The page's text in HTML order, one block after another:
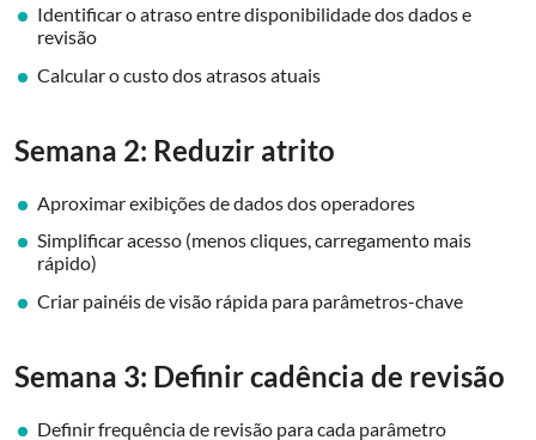
Identificar o atraso entre disponibilidade dos dados e
revisão
Calcular o custo dos atrasos atuais
Semana 2: Reduzir atrito
Aproximar exibições de dados dos operadores
Simplificar acesso (menos cliques, carregamento mais
rápido)
Criar painéis de visão rápida para parâmetros-chave
Semana 3: Definir cadência de revisão
Definir frequência de revisão para cada parâmetro